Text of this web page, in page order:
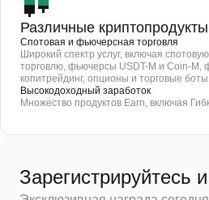
Различные криптопродукты
Спотовая и фьючерсная торговля
Широкий спектр услуг, включая
торговлю, фьючерсы USDT-M и Coin-M,
копитрейдинг, опционы и торговые
Высокодоходный заработок
Множество продуктов Earn, включая
Зарегистрируйтесь